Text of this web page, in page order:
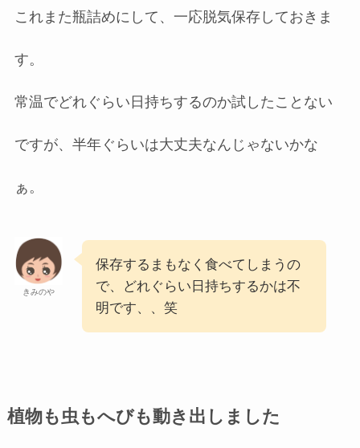
これまた瓶詰めにして、一応脱気保存しておきま
す。
常温でどれぐらい日持ちするのか試したことない
ですが、半年ぐらいは大丈夫なんじゃないかな
ぁ。
きみのや
保存するまもなく食べてしまうの
で、どれぐらい日持ちするかは不
明です、、笑
植物も虫もへびも動き出しました